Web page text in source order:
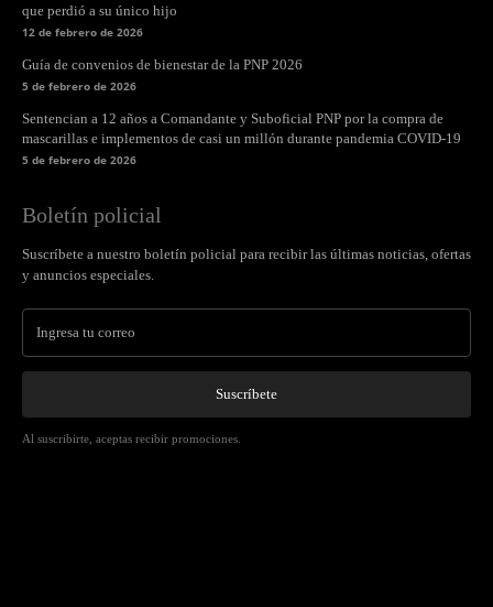
que perdió a su único hijo
12 de febrero de 2026
Guía de convenios de bienestar de la PNP 2026
5 de febrero de 2026
Sentencian a 12 años a Comandante y Suboficial PNP por la compra de
mascarillas e implementos de casi un millón durante pandemia COVID-19
5 de febrero de 2026
Boletín policial
Suscríbete a nuestro boletín policial para recibir las últimas noticias, ofertas
y anuncios especiales.
Suscríbete
Al suscribirte, aceptas recibir promociones.